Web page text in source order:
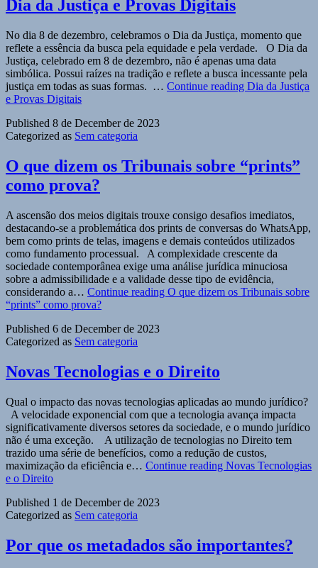
Dia da Justiça e Provas Digitais
No dia 8 de dezembro, celebramos o Dia da Justiça, momento que
reflete a essência da busca pela equidade e pela verdade. O Dia da
Justiça, celebrado em 8 de dezembro, não é apenas uma data
simbólica. Possui raízes na tradição e reflete a busca incessante pela
justiça em todas as suas formas. … Continue reading Dia da Justiça
e Provas Digitais
Published 8 de December de 2023
Categorized as Sem categoria
O que dizem os Tribunais sobre “prints”
como prova?
A ascensão dos meios digitais trouxe consigo desafios imediatos,
destacando-se a problemática dos prints de conversas do WhatsApp,
bem como prints de telas, imagens e demais conteúdos utilizados
como fundamento processual. A complexidade crescente da
sociedade contemporânea exige uma análise jurídica minuciosa
sobre a admissibilidade e a validade desse tipo de evidência,
considerando a… Continue reading O que dizem os Tribunais sobre
“prints” como prova?
Published 6 de December de 2023
Categorized as Sem categoria
Novas Tecnologias e o Direito
Qual o impacto das novas tecnologias aplicadas ao mundo jurídico?
A velocidade exponencial com que a tecnologia avança impacta
significativamente diversos setores da sociedade, e o mundo jurídico
não é uma exceção. A utilização de tecnologias no Direito tem
trazido uma série de benefícios, como a redução de custos,
maximização da eficiência e… Continue reading Novas Tecnologias
e o Direito
Published 1 de December de 2023
Categorized as Sem categoria
Por que os metadados são importantes?